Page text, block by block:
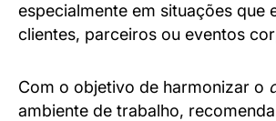
especialmente em situações que
clientes, parceiros ou eventos
Com o objetivo de harmonizar o
ambiente de trabalho,